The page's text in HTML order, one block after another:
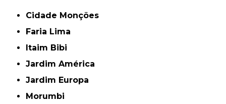
Cidade Monções
Faria Lima
Itaim Bibi
Jardim América
Jardim Europa
Morumbi